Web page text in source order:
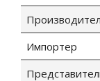
Импортер